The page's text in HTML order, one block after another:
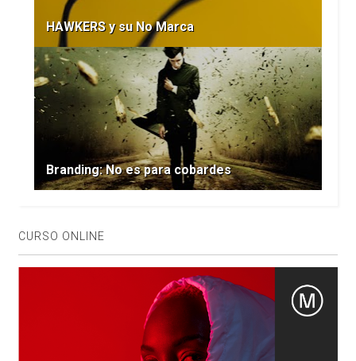
HAWKERS y su No Marca
Branding: No es para cobardes
CURSO ONLINE